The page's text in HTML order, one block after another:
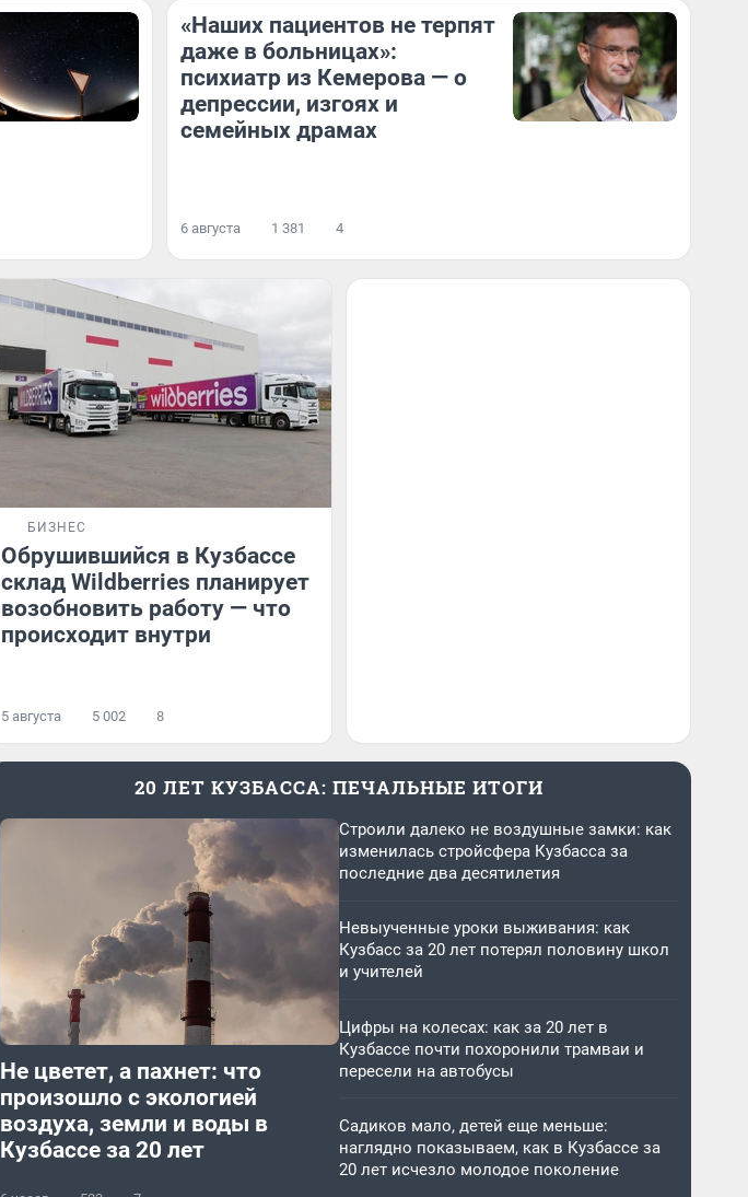
«Наших пациентов не терпят
даже в больницах»:
психиатр из Кемерова — о
депрессии, изгоях и
семейных драмах
6 августа 1 381 4
БИЗНЕС
Обрушившийся в Кузбассе
склад Wildberries планирует
возобновить работу — что
происходит внутри
5 августа 5 002 8
20 ЛЕТ КУЗБАССА: ПЕЧАЛЬНЫЕ ИТОГИ
Не цветет, а пахнет: что
произошло с экологией
воздуха, земли и воды в
Кузбассе за 20 лет
Строили далеко не воздушные замки: как
изменилась стройсфера Кузбасса за
последние два десятилетия
Невыученные уроки выживания: как
Кузбасс за 20 лет потерял половину школ
и учителей
Цифры на колесах: как за 20 лет в
Кузбассе почти похоронили трамваи и
пересели на автобусы
Садиков мало, детей еще меньше:
наглядно показываем, как в Кузбассе за
20 лет исчезло молодое поколение